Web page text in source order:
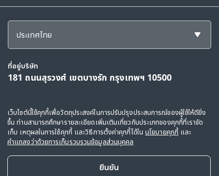
ประเทศไทย
ที่อยู่บริษัท
181 ถนนสุรวงศ์ เขตบางรัก กรุงเทพฯ 10500
สงวนลิขสิทธิ์ © 2568, กลุ่มบริษัทเอไอเอ และบริษัทในเครือ ขอสงวนสิทธิ์ทั้งหมดตาม
กฎหมาย
ข้อตกลงการใช้|คำแถลงว่าด้วยการเก็บรวบรวมข้อมูลส่วนบุคคล
เว็บไซต์นี้ใช้คุกกี้เพื่อวัตถุประสงค์ในการปรับปรุงประสบการณ์ของผู้ใช้ให้ดียิ่ง
ขึ้น ท่านสามารถศึกษารายละเอียดเพิ่มเติมเกี่ยวกับประเภทของคุกกี้ที่เราจัด
เก็บ เหตุผลในการใช้คุกกี้ และวิธีการตั้งค่าคุกกี้ได้ใน นโยบายคุกกี้และ
คำแถลงว่าด้วยการเก็บรวบรวมข้อมูลส่วนบุคคล
ยืนยัน